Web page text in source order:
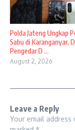
Polda Jateng Ungkap
Sabu di Karanganyar,
Pengedar D ...
August 2, 2026
Leave a Reply
Your email